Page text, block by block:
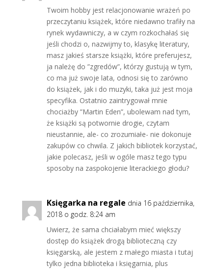
Twoim hobby jest relacjonowanie wrażeń po
przeczytaniu książek, które niedawno trafiły na
rynek wydawniczy, a w czym rozkochałaś się
jeśli chodzi o, nazwijmy to, klasykę literatury,
masz jakieś starsze książki, które preferujesz,
ja należę do ”zgredów”, którzy gustują w tym,
co ma już swoje lata, odnosi się to zarówno
do książek, jak i do muzyki, taka już jest moja
specyfika. Ostatnio zaintrygował mnie
chociażby ”Martin Eden”, ubolewam nad tym,
że książki są potwornie drogie, czytam
nieustannie, ale- co zrozumiałe- nie dokonuje
zakupów co chwila. Z jakich bibliotek korzystać,
jakie polecasz, jeśli w ogóle masz tego typu
sposoby na zaspokojenie literackiego głodu?
Księgarka na regale dnia 16 października,
2018 o godz. 8:24 am
Uwierz, że sama chciałabym mieć większy
dostęp do książek drogą biblioteczną czy
księgarską, ale jestem z małego miasta i tutaj
tylko jedna biblioteka i księgarnia, plus